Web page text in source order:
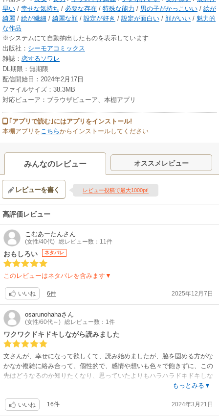
早い / 幸せな気持ち / 必要な存在 / 特殊な能力 / 男の子がかっこいい / 絵が
綺麗 / 絵が繊細 / 綺麗な顔 / 設定が好き / 設定が面白い / 顔がいい / 魅力的
な作品
※システムにて自動抽出したものを表示しています
出版社： シーモアコミックス
雑誌： 恋するソワレ
DL期限：無期限
配信開始日：2024年2月17日
ファイルサイズ：38.3MB
対応ビューア：ブラウザビューア、本棚アプリ
｢アプリで読む｣にはアプリをインストール!
本棚アプリをこちらからインストールしてください
みんなのレビュー オススメレビュー
レビューを書く レビュー投稿で最大1000pt!
高評価レビュー
こむあーたんさん
(女性/40代) 総レビュー数：11件
おもしろい ネタバレ
このレビューはネタバレを含みます▼
いいね 6件 2025年12月7日
osarunohahaさん
(女性/60代～) 総レビュー数：1件
ワクワクドキドキしながら読みました
文さんが、幸せになって欲しくて、読み始めましたが、脇を固める方がな
かなか複雑に絡み合って、個性的で、感情や想いも色々で飽きずに、この
先はどうなるのか知りたくなり、思っていたよりもハラハラドキドキしな
がら読んでいます。誰かを恨んで幸せになる事はないと思うのですが、も
いました。どうか、ここに描かれたキャラクターの方が、幸せになってく
れたらいいと思ってしまいます。漫画は、綺麗事を貫いて高らかに歌って
もっとみる▼
いいね 16件 2024年3月21日